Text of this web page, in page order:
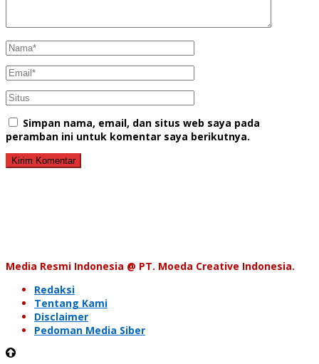
Simpan nama, email, dan situs web saya pada
peramban ini untuk komentar saya berikutnya.
Media Resmi Indonesia @ PT. Moeda Creative Indonesia.
Redaksi
Tentang Kami
Disclaimer
Pedoman Media Siber